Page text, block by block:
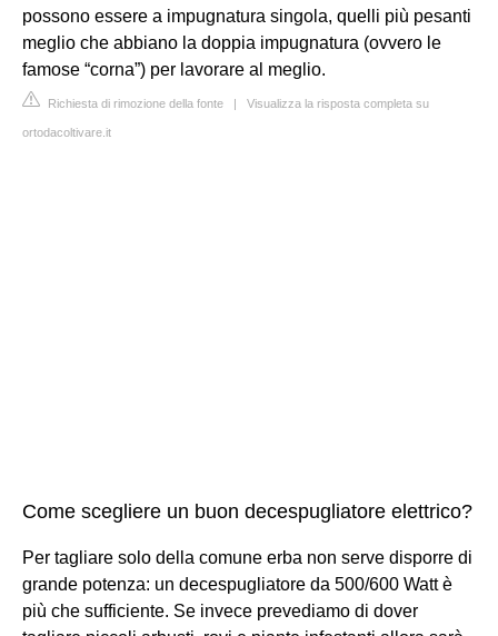
possono essere a impugnatura singola, quelli più pesanti
meglio che abbiano la doppia impugnatura (ovvero le
famose “corna”) per lavorare al meglio.
Richiesta di rimozione della fonte | Visualizza la risposta completa su
ortodacoltivare.it
Come scegliere un buon decespugliatore elettrico?
Per tagliare solo della comune erba non serve disporre di
grande potenza: un decespugliatore da 500/600 Watt è
più che sufficiente. Se invece prevediamo di dover